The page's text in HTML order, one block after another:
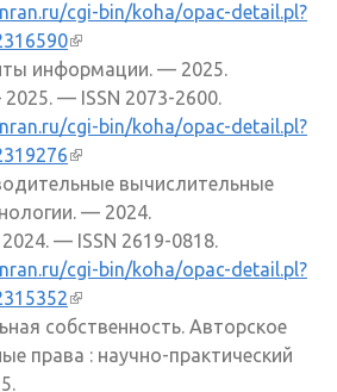
cgi-bin/koha/opac-detail.pl?
(внешняя ссылка)
информации. — 2025.
— ISSN 2073-2600.
cgi-bin/koha/opac-detail.pl?
(внешняя ссылка)
вычислительные
— 2024.
— ISSN 2619-0818.
cgi-bin/koha/opac-detail.pl?
(внешняя ссылка)
собственность. Авторское
права : научно-практический